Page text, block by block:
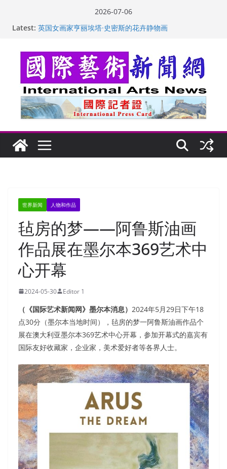
2026-07-06
Latest: “梵心”归处：一场展览 连着攀枝花的千里乡愁
美国人
玛丽安娜·卡拉切娃的绘画：幽默和难以言喻的快乐
苏方 ：“字”得其乐
世界新闻 人物和作品
毡房的梦——阿鲁斯油画
作品展在墨尔本369艺术中
心开幕
2024-05-30 Editor 1
（《国际艺术新闻网》墨尔本消息） 2024年5月29日下午18
点30分（墨尔本当地时间），毡房的梦一阿鲁斯油画作品个
展在澳大利亚墨尔本369艺术中心开幕，参加开幕式的嘉宾有
国际友好收藏家，企业家，美术爱好者等各界人士。